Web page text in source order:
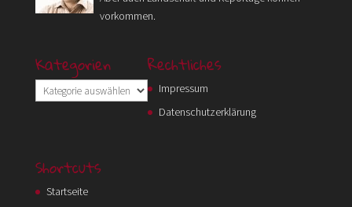
vorkommen.
Kategorien
Kategorien
Rechtliches
Impressum
Datenschutzerklärung
Shortcuts
Startseite